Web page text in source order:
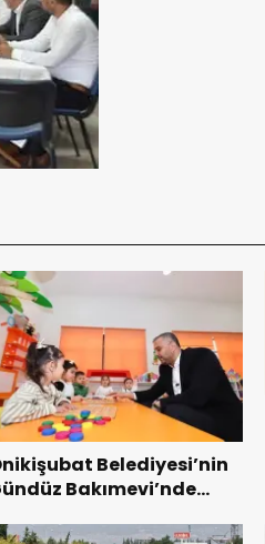
Belediyesi’nin
Bakımevi’nde